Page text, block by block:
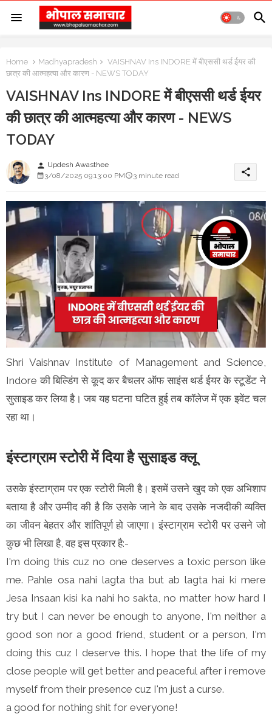
Home Madhyapradesh
VAISHNAV Ins INDORE में बीएससी थर्ड ईयर की
छात्र की आत्महत्या और कारण - NEWS TODAY
VAISHNAV Ins INDORE में बीएससी थर्ड ईयर
की छात्र की आत्महत्या और कारण - NEWS
TODAY
person Updesh Awasthee
3/08/2025 09:13:00 PM
3 minute read share
Shri Vaishnav Institute of Management and Science,
Indore की बिल्डिंग से कूद कर बैचलर ऑफ साइंस थर्ड ईयर के स्टूडेंट ने
सुसाइड कर लिया है। जब यह घटना घटित हुई तब कॉलेज में एक इवेंट चल
रहा था।
इंस्टाग्राम स्टोरी में दिया है सुसाइड क्लू
उसके इंस्टाग्राम पर एक स्टोरी मिली है। इसमें उसने खुद को एक अभिशाप
बताया है और उम्मीद की है कि उसके जाने के बाद उसके नजदीकी व्यक्ति
का जीवन बेहतर और शांतिपूर्ण हो जाएगा। इंस्टाग्राम स्टोरी पर उसने जो
कुछ भी लिखा है, वह इस प्रकार है:-
I'm doing this cuz no one deserves a toxic person like
me. Pahle osa nahi lagta tha but ab lagta hai ki mere
Jesa Insaan kisi ka nahi ho sakta, no matter how hard I
try but I can never be enough to anyone, I'm neither a
good son nor a good friend, student or a person, I'm
doing this cuz I deserve this. I hope that the life of my
close people will get better and peaceful after i remove
myself from their presence cuz I'm just a curse.
a good for nothing shit for everyone!